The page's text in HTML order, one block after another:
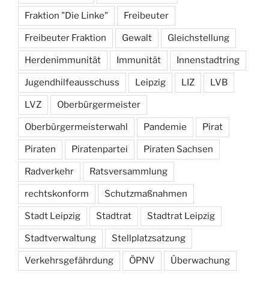
Fraktion "Die Linke" Freibeuter
Freibeuter Fraktion Gewalt Gleichstellung
Herdenimmunität Immunität Innenstadtring
Jugendhilfeausschuss Leipzig LIZ LVB
LVZ Oberbürgermeister
Oberbürgermeisterwahl Pandemie Pirat
Piraten Piratenpartei Piraten Sachsen
Radverkehr Ratsversammlung
rechtskonform Schutzmaßnahmen
Stadt Leipzig Stadtrat Stadtrat Leipzig
Stadtverwaltung Stellplatzsatzung
Verkehrsgefährdung ÖPNV Überwachung